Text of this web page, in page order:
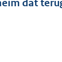
dat